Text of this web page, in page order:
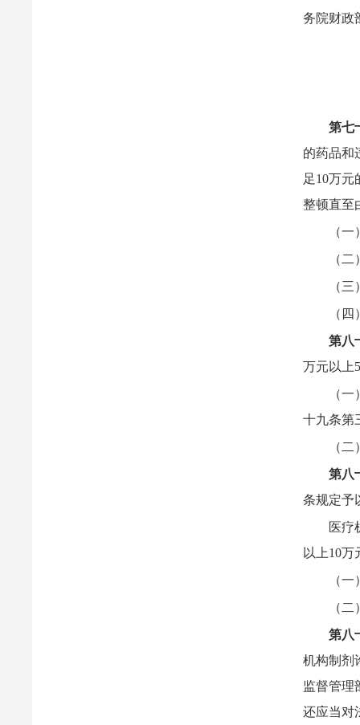
务院财政
第七
的药品和
足10万
整顿直至
（
（
（
（
第八
万元以上
（
十九条第
（
第八
条规定予
医疗
以上10万
（
（
第八
机构制剂
监督管理
还应当对